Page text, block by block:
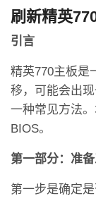
刷新精英
引言
精英770主板是
移，可能会出
一种常见方法
BIOS。
第一部分：准
第一步是确定